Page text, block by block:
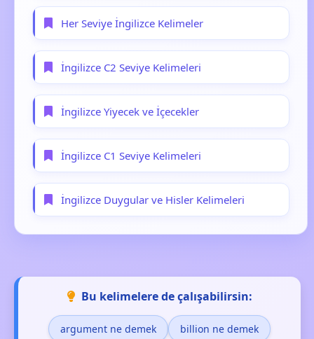
Her Seviye İngilizce Kelimeler
İngilizce C2 Seviye Kelimeleri
İngilizce Yiyecek ve İçecekler
İngilizce C1 Seviye Kelimeleri
İngilizce Duygular ve Hisler Kelimeleri
Bu kelimelere de çalışabilirsin:
argument ne demek billion ne demek